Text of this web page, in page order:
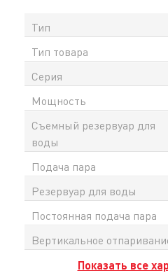
Тип
Тип товара
Серия
Мощность
Съемный резервуар для
воды
Подача пара
Резервуар для воды
Постоянная подача пара
Вертикальное
Показать все